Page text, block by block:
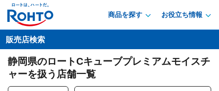
商品を探す お役立ち情報
販売店検索
静岡県のロートCキューブプレミアムモイスチ
ャーを扱う店舗一覧